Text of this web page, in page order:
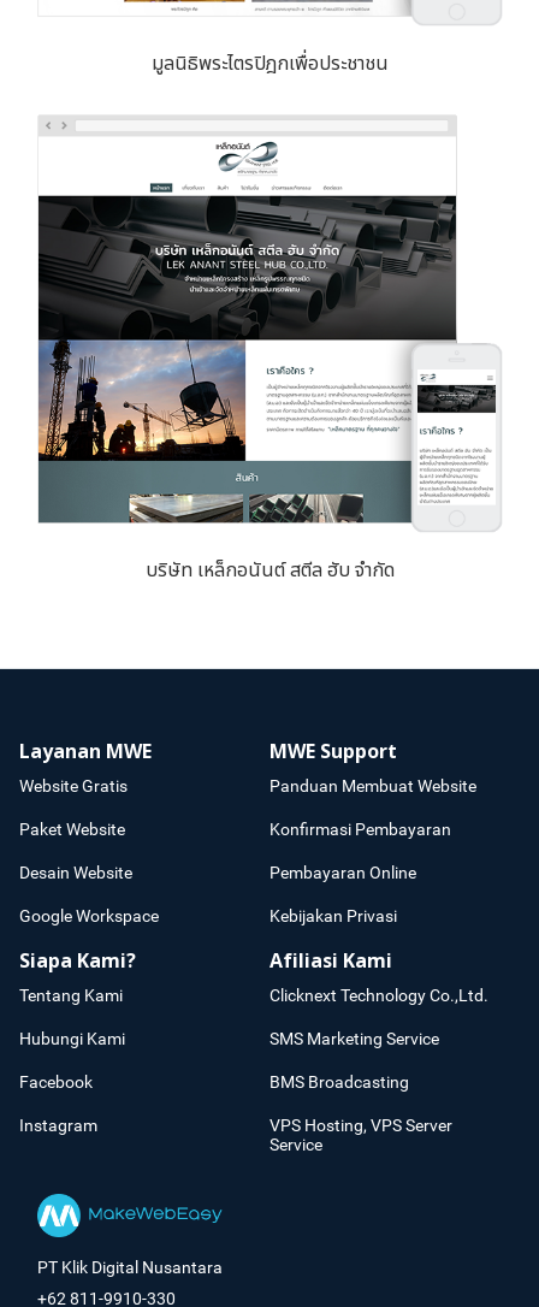
มูลนิธิพระไตรปิฎกเพื่อประชาชน
บริษัท เหล็กอนันต์ สตีล ฮับ จำกัด
Layanan MWE
Website Gratis
Paket Website
Desain Website
Google Workspace
MWE Support
Panduan Membuat Website
Konfirmasi Pembayaran
Pembayaran Online
Kebijakan Privasi
Siapa Kami?
Tentang Kami
Hubungi Kami
Facebook
Instagram
Afiliasi Kami
Clicknext Technology Co.,Ltd.
SMS Marketing Service
BMS Broadcasting
VPS Hosting, VPS Server
Service
PT Klik Digital Nusantara
+62 811-9910-330